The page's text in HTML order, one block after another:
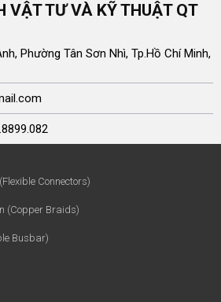
VẬT TƯ VÀ KỸ THUẬT QT
Phường Tân Sơn Nhì, Tp.Hồ Chí Minh,
Connectors)
(Copper Braids)
Busbar)